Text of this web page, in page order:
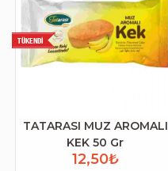
TATARASI MUZ AROMALI
KEK 50 Gr
12,50₺